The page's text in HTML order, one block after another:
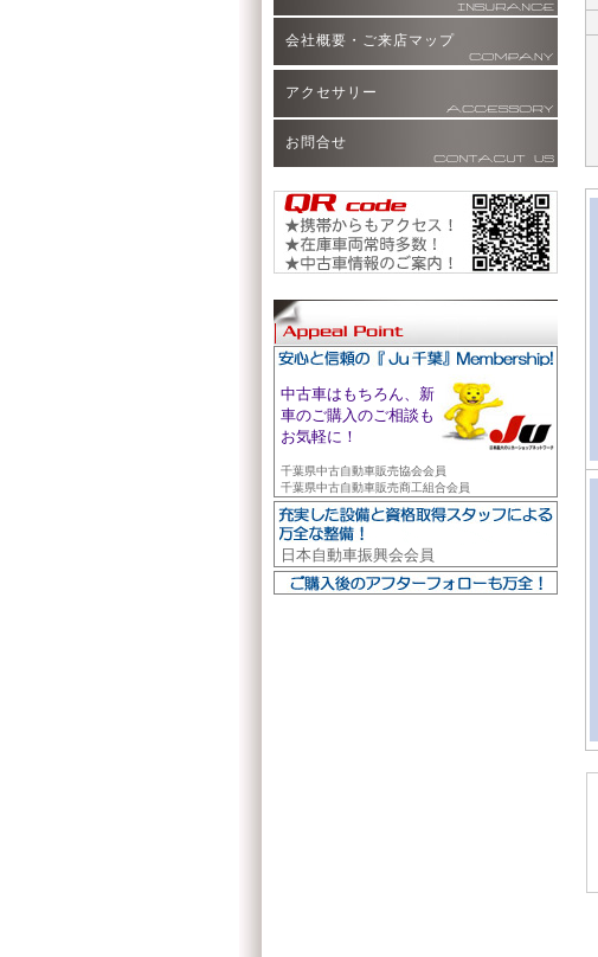
会社概要・ご来店マップ
アクセサリー
お問合せ
中古車はもちろん、新
車のご購入のご相談も
お気軽に！
千葉県中古自動車販売協会会員
千葉県中古自動車販売商工組合会員
日本自動車振興会会員